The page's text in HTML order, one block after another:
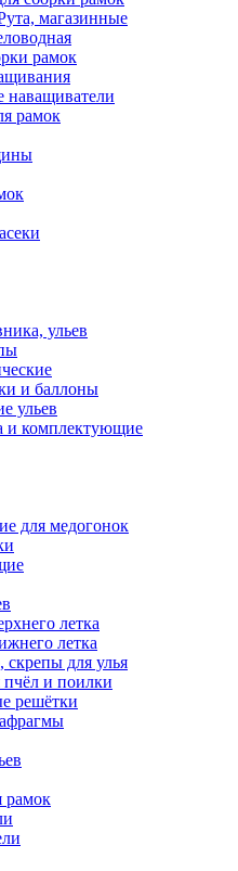
магазинные
рамок
наващиватели
рамок
ульев
и баллоны
ульев
и комплектующие
для медогонок
летка
летка
для улья
и поилки
решётки
рамок